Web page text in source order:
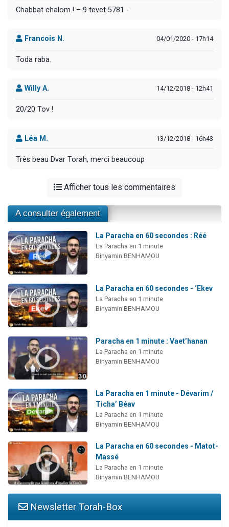
Chabbat chalom ! – 9 tevet 5781 -
Francois N. 04/01/2020 - 17h14
Toda raba.
Willy A. 14/12/2018 - 12h41
20/20 Tov !
Léa M. 13/12/2018 - 16h43
Très beau Dvar Torah, merci beaucoup
Afficher tous les commentaires
A consulter également
La Paracha en 60 secondes : Réé
La Paracha en 1 minute
Binyamin BENHAMOU
La Paracha en 60 secondes - ‘Ekev
La Paracha en 1 minute
Binyamin BENHAMOU
Paracha en 1 minute : Vaet’hanan
La Paracha en 1 minute
Binyamin BENHAMOU
La Paracha en 1 minute - Dévarim /
Ticha’ Béav
La Paracha en 1 minute
Binyamin BENHAMOU
La Paracha en 60 secondes - Matot-
Massé
La Paracha en 1 minute
Binyamin BENHAMOU
Newsletter Torah-Box